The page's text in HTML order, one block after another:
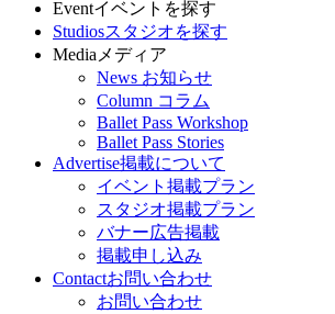
Eventイベントを探す
Studiosスタジオを探す
Media メディア
News お知らせ
Column コラム
Ballet Pass Workshop
Ballet Pass Stories
Advertise掲載について
イベント掲載プラン
スタジオ掲載プラン
バナー広告掲載
掲載申し込み
Contactお問い合わせ
お問い合わせ